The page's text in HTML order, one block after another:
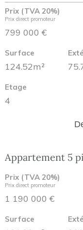
Prix (TVA 20%)
Prix direct promoteur
799 000 €
Surface
124.52m²
Etage
4
Appartement 5
Prix (TVA 20%)
Prix direct promoteur
1 190 000 €
Surface